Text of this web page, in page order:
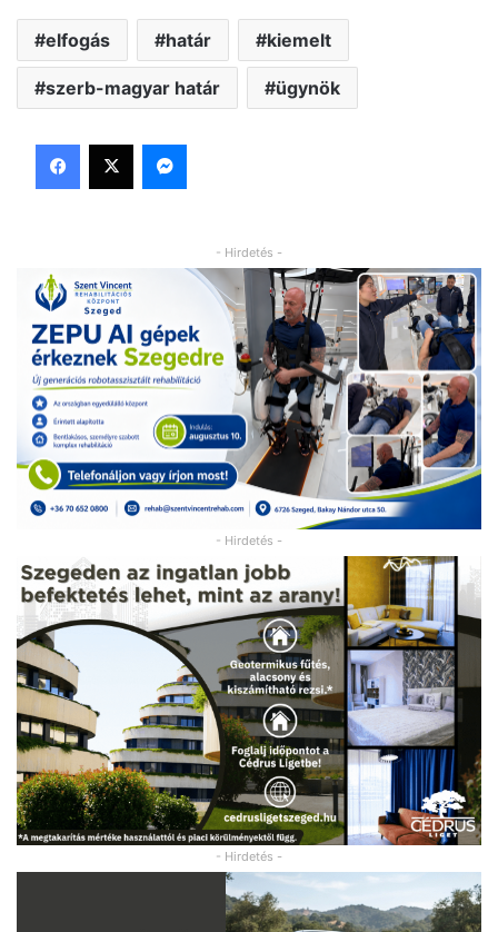
elfogás határ kiemelt
szerb-magyar határ ügynök
Facebook
X Messenger
- Hirdetés -
- Hirdetés -
- Hirdetés -